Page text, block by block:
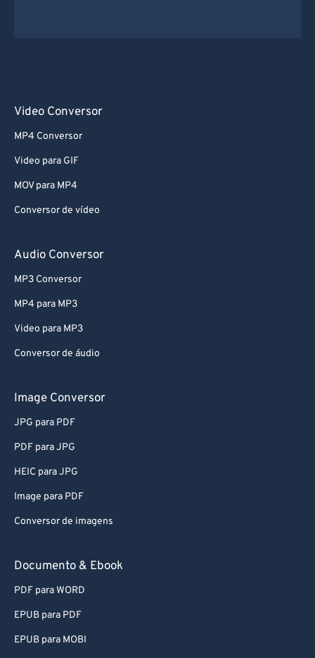
Video Conversor
MP4 Conversor
Video para GIF
MOV para MP4
Conversor de vídeo
Audio Conversor
MP3 Conversor
MP4 para MP3
Video para MP3
Conversor de áudio
Image Conversor
JPG para PDF
PDF para JPG
HEIC para JPG
Image para PDF
Conversor de imagens
Documento & Ebook
PDF para WORD
EPUB para PDF
EPUB para MOBI